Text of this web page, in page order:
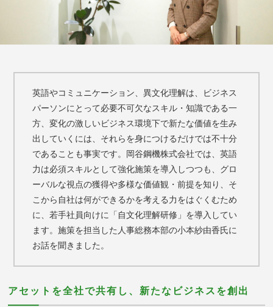
英語やコミュニケーション、異文化理解は、ビジネス
パーソンにとって必要不可欠なスキル・知識である一
方、変化の激しいビジネス環境下で新たな価値を生み
出していくには、それらを身につけるだけでは不十分
であることも事実です。岡谷鋼機株式会社では、英語
力は必須スキルとして強化施策を導入しつつも、グロ
ーバルな視点の獲得や多様な価値観・前提を知り、そ
こから自社は何ができるかを考える力をはぐくむため
に、若手社員向けに「自文化理解研修」を導入してい
ます。施策を担当した人事総務本部の小本紗由香氏に
お話を聞きました。
アセットを全社で共有し、新たなビジネスを創出